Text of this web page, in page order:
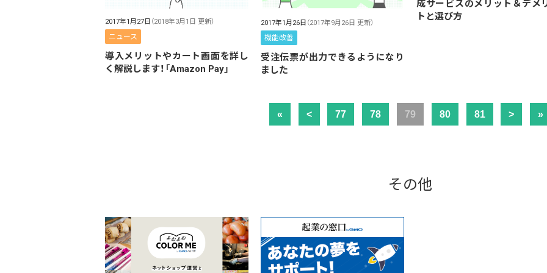
2017年1月27日 （2018年3月1日 更新）
ニュース
導入メリットやカート画面を詳し
く解説します！「Amazon Pay」
2017年1月26日 （2017年9月26日 更新）
機能改善
受注伝票が出力できるようになり
ました
成サービスのメリット＆デメ
トと選び方
« < 77 78 79 80 81 > »
その他